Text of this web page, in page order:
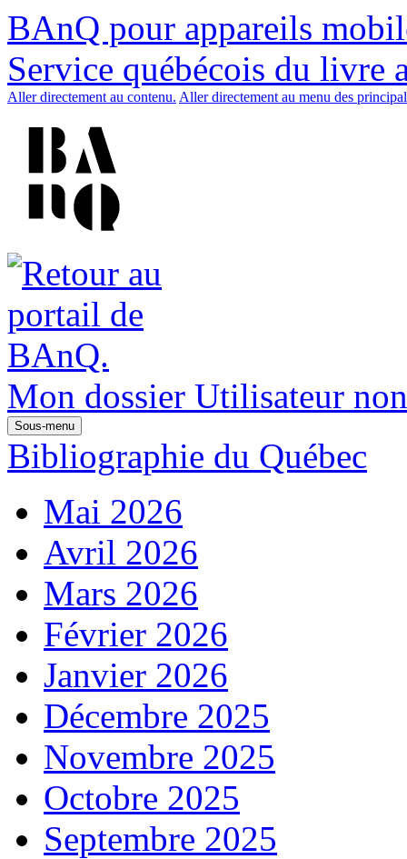
BAnQ pour appareils
Service québécois du livre
Aller directement au contenu. Aller directement au menu des
Mon dossier Utilisateur
Sous-menu
Bibliographie du Québec
Mai 2026
Avril 2026
Mars 2026
Février 2026
Janvier 2026
Décembre 2025
Novembre 2025
Octobre 2025
Septembre 2025